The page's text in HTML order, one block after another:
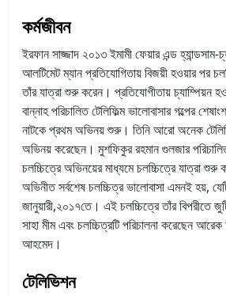
কর্মজীবন
ইরফান সাজ্জাদ ২০১৩ ইমামী ফেয়ার এন্ড
আলটিমেট ম্যান প্রতিযোগিতায় বিজয়ী হওয়ার পর
তাঁর যাত্রা শুরু করেন। প্রতিযোগীতায় চ্যাম্পিয়ন
বান্নাহ পরিচালিত টেলিফিল্ম ভালোবাসার গল্পের
নাটকে প্রথম অভিনয় শুরু। তিনি আরো অনেক
অভিনয় করেছেন। মুশফিকুর রহমান গুলজার
চলচ্চিত্রে অভিনয়ের মাধ্যমে চলচ্চিত্রে যাত্রা শুরু
অভিনীত সর্বশেষ চলচ্চিত্র ভালোবাসা এমনই হয়,
জানুয়ারী,২০১৭তে। এই চলচ্চিত্রে তাঁর বিপরীতে
সাহা মীম এবং চলচ্চিত্রটি পরিচালনা করেছেন আরেক
আহমেদ।
টেলিভিশন